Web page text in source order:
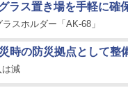
ラス置き場を手軽に確
スホルダー「AK-68」
時の防災拠点として整
は減